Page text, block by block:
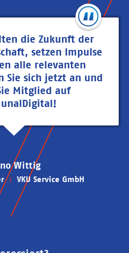
die Zukunft der
setzen Impulse
alle relevanten
Sie sich jetzt an und
Mitglied auf
Wittig
VKU Service GmbH